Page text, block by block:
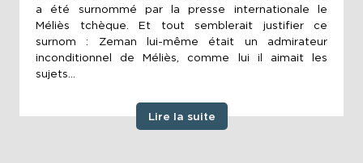
a été surnommé par la presse internationale le
Méliès tchèque. Et tout semblerait justifier ce
surnom : Zeman lui-même était un admirateur
inconditionnel de Méliès, comme lui il aimait les
sujets...
Lire la suite